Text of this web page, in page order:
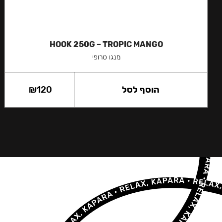
HOOK 250G – TROPIC MANGO
מנגו טרופי
₪120 הוסף לסל